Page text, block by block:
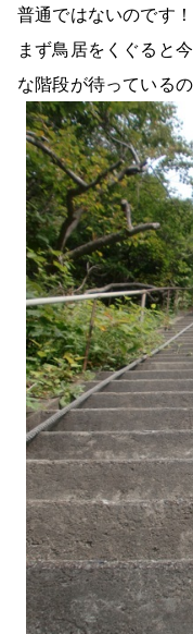
普通ではないのです！
まず鳥居をくぐると
な階段が待っている